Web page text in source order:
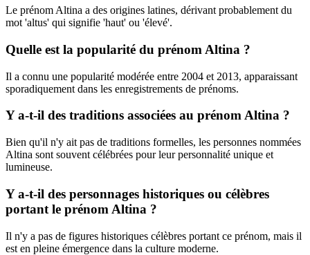
Le prénom Altina a des origines latines, dérivant probablement du
mot 'altus' qui signifie 'haut' ou 'élevé'.
Quelle est la popularité du prénom Altina ?
Il a connu une popularité modérée entre 2004 et 2013, apparaissant
sporadiquement dans les enregistrements de prénoms.
Y a-t-il des traditions associées au prénom Altina ?
Bien qu'il n'y ait pas de traditions formelles, les personnes nommées
Altina sont souvent célébrées pour leur personnalité unique et
lumineuse.
Y a-t-il des personnages historiques ou célèbres
portant le prénom Altina ?
Il n'y a pas de figures historiques célèbres portant ce prénom, mais il
est en pleine émergence dans la culture moderne.